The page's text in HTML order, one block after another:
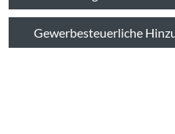
Gewerbesteuerliche